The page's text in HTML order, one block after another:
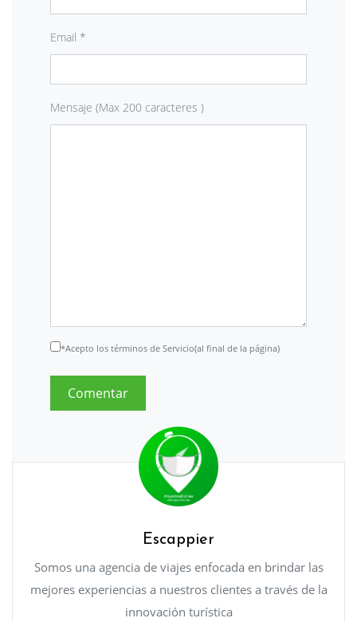
Email *
Mensaje (Max 200 caracteres )
*Acepto los términos de Servicio(al final de la página)
Escappier
Somos una agencia de viajes enfocada en brindar las
mejores experiencias a nuestros clientes a través de la
innovación turística